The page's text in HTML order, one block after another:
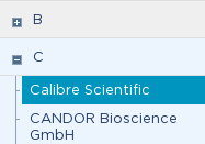
B
C
Calibre Scientific
CANDOR Bioscience
GmbH